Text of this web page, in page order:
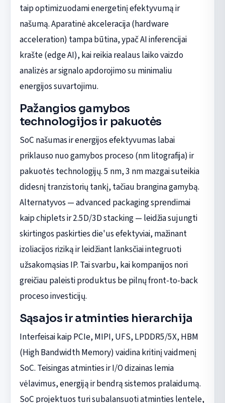
taip optimizuodami energetinį efektyvumą ir
našumą. Aparatinė akceleracija (hardware
acceleration) tampa būtina, ypač AI inferencijai
krašte (edge AI), kai reikia realaus laiko vaizdo
analizės ar signalo apdorojimo su minimaliu
energijos suvartojimu.
Pažangios gamybos
technologijos ir pakuotės
SoC našumas ir energijos efektyvumas labai
priklauso nuo gamybos proceso (nm litografija) ir
pakuotės technologijų. 5 nm, 3 nm mazgai suteikia
didesnį tranzistorių tankį, tačiau brangina gamybą.
Alternatyvos — advanced packaging sprendimai
kaip chiplets ir 2.5D/3D stacking — leidžia sujungti
skirtingos paskirties die'us efektyviai, mažinant
izoliacijos riziką ir leidžiant lanksčiai integruoti
užsakomąsias IP. Tai svarbu, kai kompanijos nori
greičiau paleisti produktus be pilnų front-to-back
proceso investicijų.
Sąsajos ir atminties hierarchija
Interfeisai kaip PCIe, MIPI, UFS, LPDDR5/5X, HBM
(High Bandwidth Memory) vaidina kritinį vaidmenį
SoC. Teisingas atminties ir I/O dizainas lemia
vėlavimus, energiją ir bendrą sistemos pralaidumą.
SoC projektuos turi subalansuoti atminties lentele,